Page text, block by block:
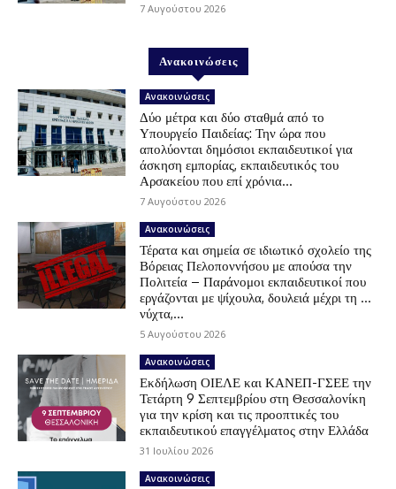
7 Αυγούστου 2026
Ανακοινώσεις
Ανακοινώσεις
Δύο μέτρα και δύο σταθμά από το
Υπουργείο Παιδείας: Την ώρα που
απολύονται δημόσιοι εκπαιδευτικοί για
άσκηση εμπορίας, εκπαιδευτικός του
Αρσακείου που επί χρόνια...
7 Αυγούστου 2026
Ανακοινώσεις
Τέρατα και σημεία σε ιδιωτικό σχολείο της
Βόρειας Πελοποννήσου με απούσα την
Πολιτεία – Παράνομοι εκπαιδευτικοί που
εργάζονται με ψίχουλα, δουλειά μέχρι τη …
νύχτα,...
5 Αυγούστου 2026
Ανακοινώσεις
Εκδήλωση ΟΙΕΛΕ και ΚΑΝΕΠ-ΓΣΕΕ την
Τετάρτη 9 Σεπτεμβρίου στη Θεσσαλονίκη
για την κρίση και τις προοπτικές του
εκπαιδευτικού επαγγέλματος στην Ελλάδα
31 Ιουλίου 2026
Ανακοινώσεις